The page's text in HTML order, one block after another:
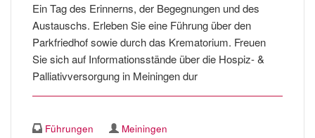
Ein Tag des Erinnerns, der Begegnungen und des
Austauschs. Erleben Sie eine Führung über den
Parkfriedhof sowie durch das Krematorium. Freuen
Sie sich auf Informationsstände über die Hospiz- &
Palliativversorgung in Meiningen dur
Führungen
Meiningen